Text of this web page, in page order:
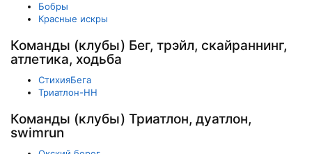
Бобры
Красные искры
Команды (клубы) Бег, трэйл, скайраннинг,
атлетика, ходьба
СтихияБега
Триатлон-НН
Команды (клубы) Триатлон, дуатлон,
swimrun